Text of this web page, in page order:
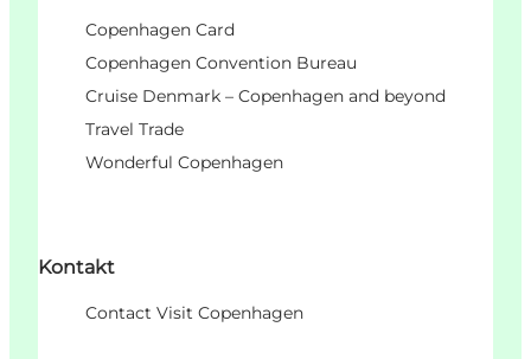
Copenhagen Card
Copenhagen Convention Bureau
Cruise Denmark – Copenhagen and beyond
Travel Trade
Wonderful Copenhagen
Kontakt
Contact Visit Copenhagen